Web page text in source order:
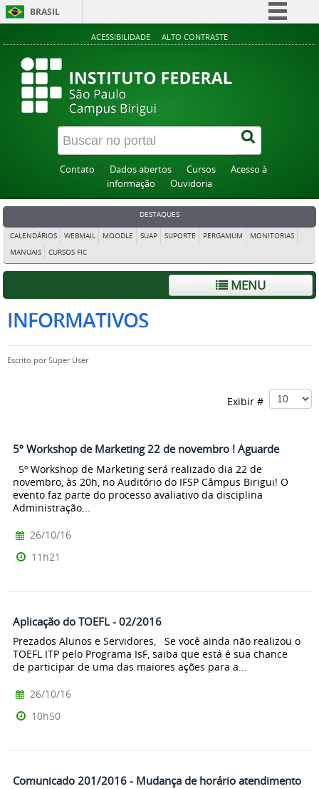
BRASIL
Simplifique!
Participe
Legislação
ACESSIBILIDADE ALTO CONTRASTE
Contato Dados abertos Cursos
Acesso à
informação
Ouvidoria
DESTAQUES
CALENDÁRIOS WEBMAIL MOODLE SUAP SUPORTE PERGAMUM
MONITORIAS
MANUAIS
CURSOS FIC
MENU
INFORMATIVOS
Escrito porSuper User
Exibir #
5º Workshop de Marketing 22 de novembro ! Aguarde
5º Workshop de Marketing será realizado dia 22 de
novembro, às 20h, no Auditório do IFSP Câmpus Birigui! O
evento faz parte do processo avaliativo da disciplina
Administração...
26/10/16
11h21
Aplicação do TOEFL - 02/2016
Prezados Alunos e Servidores, Se você ainda não realizou o
TOEFL ITP pelo Programa IsF, saiba que está é sua chance
de participar de uma das maiores ações para a...
26/10/16
10h50
Comunicado 201/2016 - Mudança de horário atendimento